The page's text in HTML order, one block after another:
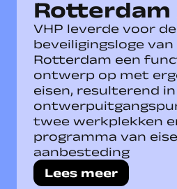
Rotterdam
VHP leverde voor de
beveiligingsloge
Rotterdam een
ontwerp op met
eisen, resulterend in
twee werkplekken
programma van
aanbesteding
Lees meer